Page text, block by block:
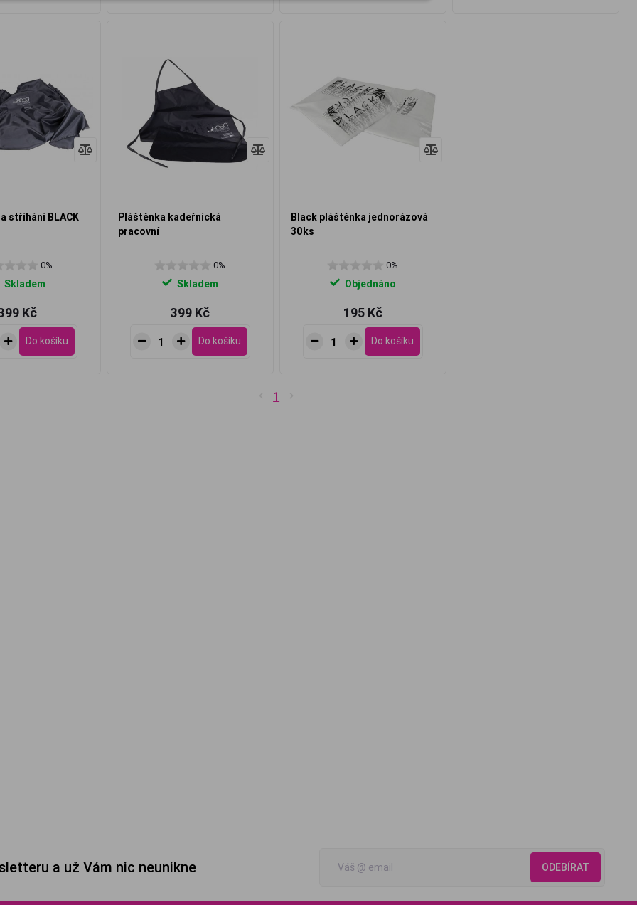
stříhání BLACK
0%
Skladem
Kč
Do košíku
Pláštěnka kadeřnická
pracovní
0%
Skladem
399 Kč
Do košíku
Black pláštěnka jednorázová
30ks
0%
Objednáno
195 Kč
Do košíku
1
a už Vám nic neunikne ODEBÍRAT